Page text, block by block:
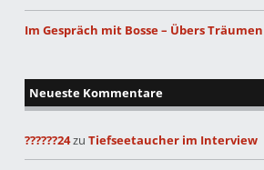
Im Gespräch mit Bosse – Übers Träumen
Neueste Kommentare
??????24zuTiefseetaucher im Interview